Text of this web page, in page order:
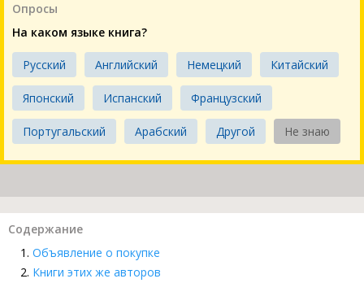
Опросы
На каком языке книга?
Русский Английский Немецкий Китайский
Японский Испанский Французский
Португальский Арабский Другой Не знаю
Содержание
Объявление о покупке
Книги этих же авторов